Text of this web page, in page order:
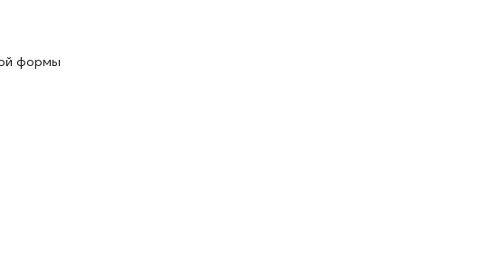
формы